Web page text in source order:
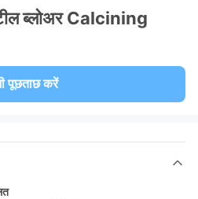
ब्लोअर Calcining
पूछताछ करें